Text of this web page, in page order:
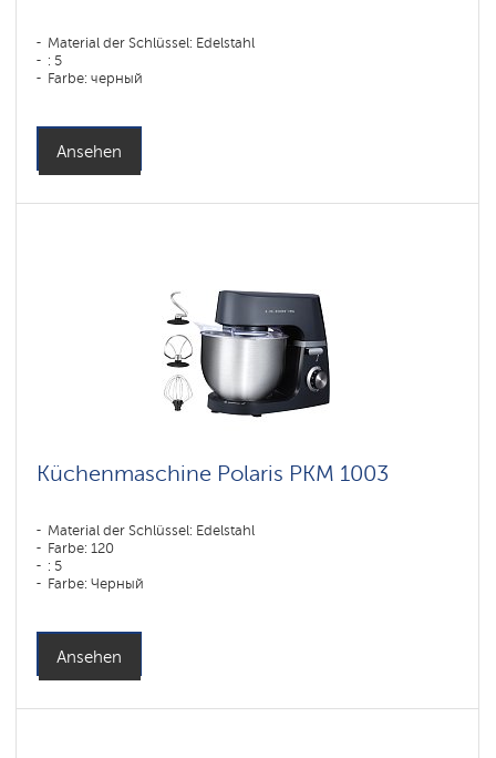
Material der Schlüssel: Edelstahl
: 5
Farbe: черный
Ansehen
Küchenmaschine Polaris PKM 1003
Material der Schlüssel: Edelstahl
Farbe: 120
: 5
Farbe: Черный
Ansehen